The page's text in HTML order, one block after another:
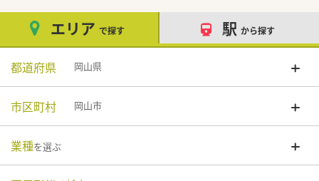
エリア で探す 駅 から探す
都道府県 岡山県
市区町村 岡山市
業種を選ぶ